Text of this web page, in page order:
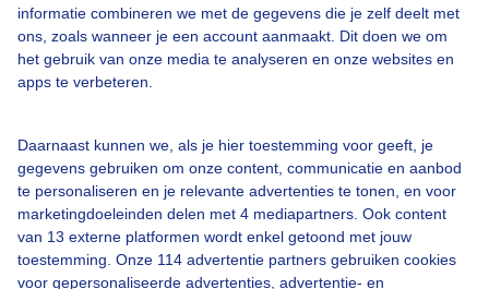
informatie combineren we met de gegevens die je zelf deelt met
ons, zoals wanneer je een account aanmaakt. Dit doen we om
het gebruik van onze media te analyseren en onze websites en
apps te verbeteren.
Daarnaast kunnen we, als je hier toestemming voor geeft, je
gegevens gebruiken om onze content, communicatie en aanbod
te personaliseren en je relevante advertenties te tonen, en voor
marketingdoeleinden delen met 4 mediapartners. Ook content
van 13 externe platformen wordt enkel getoond met jouw
toestemming. Onze 114 advertentie partners gebruiken cookies
voor gepersonaliseerde advertenties, advertentie- en
Contact
Toegankelijkheid
Buienradar Team
Privacy beleid
Cookie beleid
Privacy instellingen